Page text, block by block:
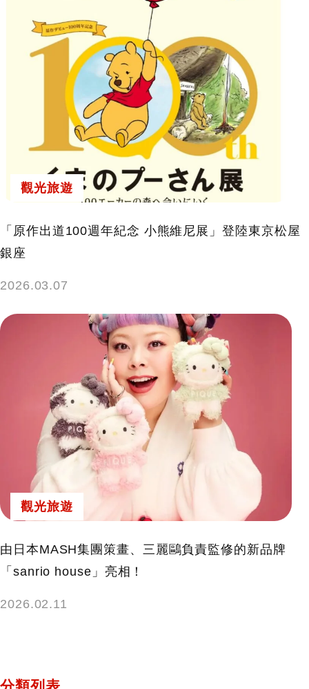
觀光旅遊
「原作出道100週年紀念 小熊維尼展」登陸東京松屋
銀座
2026.03.07
觀光旅遊
由日本MASH集團策畫、三麗鷗負責監修的新品牌
「sanrio house」亮相！
2026.02.11